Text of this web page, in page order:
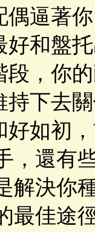
著你
好和盤
段，你
持下去
初，
，還有
解決你
最佳途